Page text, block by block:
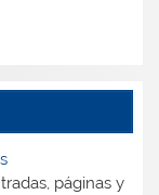
páginas y